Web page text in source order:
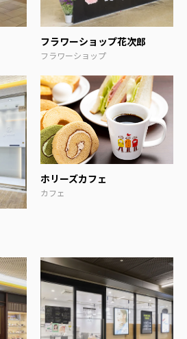
フラワーショップ花次郎
フラワーショップ
ホリーズカフェ
カフェ